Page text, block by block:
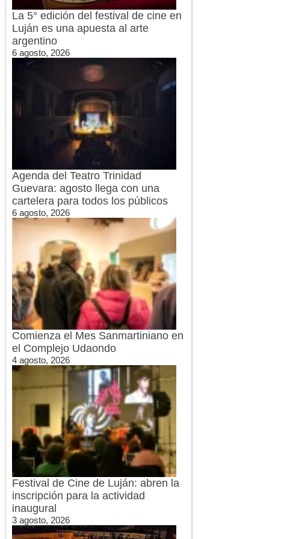
La 5° edición del festival de cine en
Luján es una apuesta al arte
argentino
6 agosto, 2026
Agenda del Teatro Trinidad
Guevara: agosto llega con una
cartelera para todos los públicos
6 agosto, 2026
Comienza el Mes Sanmartiniano en
el Complejo Udaondo
4 agosto, 2026
Festival de Cine de Luján: abren la
inscripción para la actividad
inaugural
3 agosto, 2026